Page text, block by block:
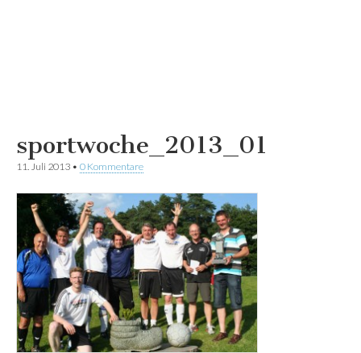
sportwoche_2013_01
11. Juli 2013 • 0 Kommentare